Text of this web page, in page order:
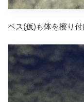
ベス(仮)も体を擦り